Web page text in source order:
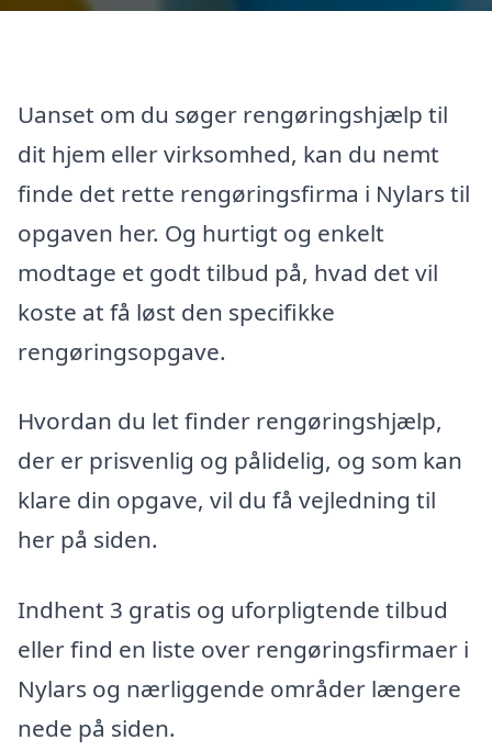
Uanset om du søger rengøringshjælp til
dit hjem eller virksomhed, kan du nemt
finde det rette rengøringsfirma i Nylars til
opgaven her. Og hurtigt og enkelt
modtage et godt tilbud på, hvad det vil
koste at få løst den specifikke
rengøringsopgave.
Hvordan du let finder rengøringshjælp,
der er prisvenlig og pålidelig, og som kan
klare din opgave, vil du få vejledning til
her på siden.
Indhent 3 gratis og uforpligtende tilbud
eller find en liste over rengøringsfirmaer i
Nylars og nærliggende områder længere
nede på siden.